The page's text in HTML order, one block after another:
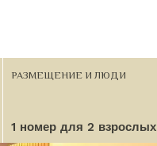
РАЗМЕЩЕНИЕ И ЛЮДИ
1 номер для 2 взрослых